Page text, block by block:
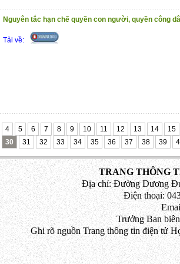
động kinh doanh
luật về giải quyết tranh
thiệu đến bạn đọc!
Nguyên tắc hạn chế quyền con người, quyền công
Tải về:
4 5 6 7 8 9 10 11 12 13 14
15
30 31 32 33 34 35 36 37 38 39
TRANG THÔNG
Địa chỉ: Đường Dương
Điện thoại:
Trưởng Ban
Ghi rõ nguồn Trang thông tin điện tử